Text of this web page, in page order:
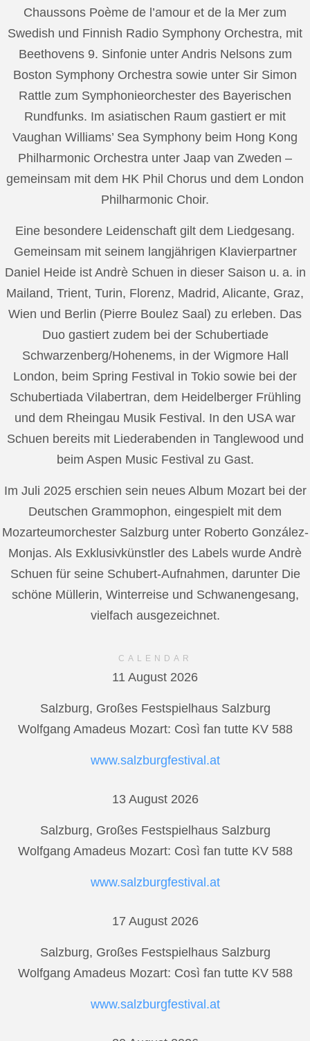
Chaussons Poème de l’amour et de la Mer zum
Swedish und Finnish Radio Symphony Orchestra, mit
Beethovens 9. Sinfonie unter Andris Nelsons zum
Boston Symphony Orchestra sowie unter Sir Simon
Rattle zum Symphonieorchester des Bayerischen
Rundfunks. Im asiatischen Raum gastiert er mit
Vaughan Williams’ Sea Symphony beim Hong Kong
Philharmonic Orchestra unter Jaap van Zweden –
gemeinsam mit dem HK Phil Chorus und dem London
Philharmonic Choir.
Eine besondere Leidenschaft gilt dem Liedgesang.
Gemeinsam mit seinem langjährigen Klavierpartner
Daniel Heide ist Andrè Schuen in dieser Saison u. a. in
Mailand, Trient, Turin, Florenz, Madrid, Alicante, Graz,
Wien und Berlin (Pierre Boulez Saal) zu erleben. Das
Duo gastiert zudem bei der Schubertiade
Schwarzenberg/Hohenems, in der Wigmore Hall
London, beim Spring Festival in Tokio sowie bei der
Schubertiada Vilabertran, dem Heidelberger Frühling
und dem Rheingau Musik Festival. In den USA war
Schuen bereits mit Liederabenden in Tanglewood und
beim Aspen Music Festival zu Gast.
Im Juli 2025 erschien sein neues Album Mozart bei der
Deutschen Grammophon, eingespielt mit dem
Mozarteumorchester Salzburg unter Roberto González-
Monjas. Als Exklusivkünstler des Labels wurde Andrè
Schuen für seine Schubert-Aufnahmen, darunter Die
schöne Müllerin, Winterreise und Schwanengesang,
vielfach ausgezeichnet.
CALENDAR
11 August 2026
Salzburg, Großes Festspielhaus Salzburg
Wolfgang Amadeus Mozart: Così fan tutte KV 588
www.salzburgfestival.at
13 August 2026
Salzburg, Großes Festspielhaus Salzburg
Wolfgang Amadeus Mozart: Così fan tutte KV 588
www.salzburgfestival.at
17 August 2026
Salzburg, Großes Festspielhaus Salzburg
Wolfgang Amadeus Mozart: Così fan tutte KV 588
www.salzburgfestival.at